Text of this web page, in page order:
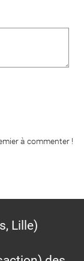
à commenter !
Lille)